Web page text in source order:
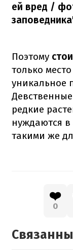
ей вред /
Поэтому
только
уникальное
редкие
нуждаются в
такими же
❤️
0